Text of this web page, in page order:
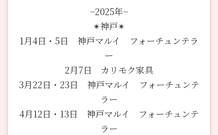
−2025年−
✴︎神戸✴︎
1月4日・5日 神戸マルイ フォーチュンテラ
ー
2月7日 カリモク家具
3月22日・23日 神戸マルイ フォーチュンテ
ラー
4月12日・13日 神戸マルイ フォーチュンテ
ラー